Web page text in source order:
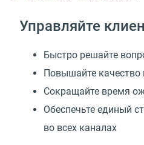
Управляйте
Быстро решайте
Повышайте качество
Сокращайте время
Обеспечьте единый
во всех каналах